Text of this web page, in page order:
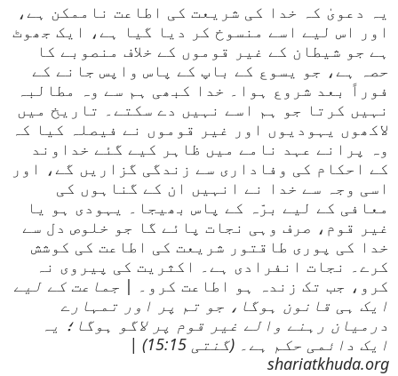
یہ دعویٰ کہ خدا کی شریعت کی اطاعت ناممکن ہے،
اور اس لیے اسے منسوخ کر دیا گیا ہے، ایک جھوٹ
ہے جو شیطان کے غیر قوموں کے خلاف منصوبے کا
حصہ ہے، جو یسوع کے باپ کے پاس واپس جانے کے
فوراً بعد شروع ہوا۔ خدا کبھی ہم سے وہ مطالبہ
نہیں کرتا جو ہم اسے نہیں دے سکتے۔ تاریخ میں
لاکھوں یہودیوں اور غیر قوموں نے فیصلہ کیا کہ
وہ پرانے عہد نامے میں ظاہر کیے گئے خداوند
کے احکام کی وفاداری سے زندگی گزاریں گے، اور
اسی وجہ سے خدا نے انہیں ان کے گناہوں کی
معافی کے لیے برّہ کے پاس بھیجا۔ یہودی ہو یا
غیر قوم، صرف وہی نجات پائے گا جو خلوص دل سے
خدا کی پوری طاقتور شریعت کی اطاعت کی کوشش
کرے۔ نجات انفرادی ہے۔ اکثریت کی پیروی نہ
کرو، جب تک زندہ ہو اطاعت کرو۔ | جماعت کے لیے
ایک ہی قانون ہوگا، جو تم پر اور تمہارے
درمیان رہنے والے غیر قوم پر لاگو ہوگا؛ یہ
ایک دائمی حکم ہے۔ (گنتی 15:15) |
shariatkhuda.org